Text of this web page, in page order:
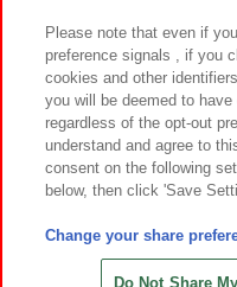
カスタマーハラスメント対応
©Bandai
©Bandai
©HANAYASHIKI
Please note that even if
preference signals , if you
cookies and other
you will be deemed to
regardless of the opt-out
understand and agree to
consent on the following
below, then click 'Save
Change your share
Do Not Share